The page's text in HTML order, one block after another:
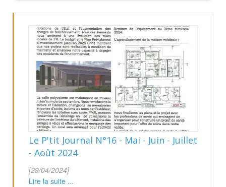
Le P'tit Journal N°16 - Mai - Juin - Juillet
- Août 2024
[29/04/2024]
Lire la suite ...